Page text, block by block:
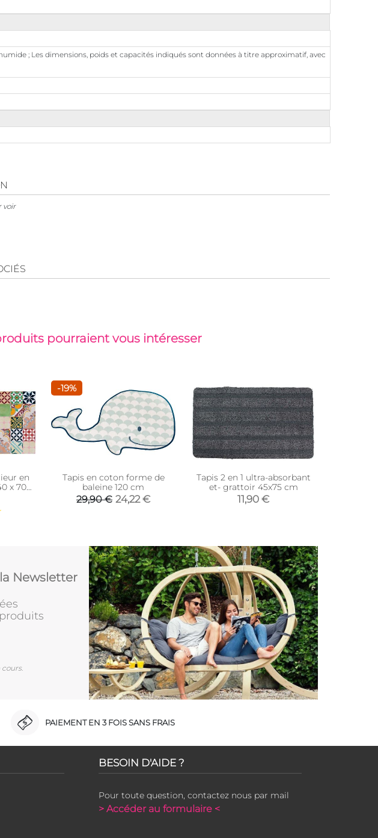
; Les dimensions, poids et capacités indiqués sont données à titre approximatif, avec
voir
pourraient vous intéresser
en
x 70
-19%
Tapis en coton forme de
baleine 120 cm
29,90 € 24,22 €
Tapis 2 en 1 ultra-absorbant
et- grattoir 45x75 cm
11,90 €
Newsletter
PAIEMENT EN 3 FOIS SANS FRAIS
BESOIN D'AIDE ?
Pour toute question, contactez nous par mail
> Accéder au formulaire <